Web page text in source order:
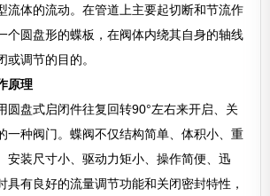
流体的流动。在管道上主要起切断和节流作
个圆盘形的蝶板，在阀体内绕其自身的轴线
或调节的目的。
原理
圆盘式启闭件往复回转90°左右来开启、关
一种阀门。蝶阀不仅结构简单、体积小、重
安装尺寸小、驱动力矩小、操作简便、迅
具有良好的流量调节功能和关闭密封特性，